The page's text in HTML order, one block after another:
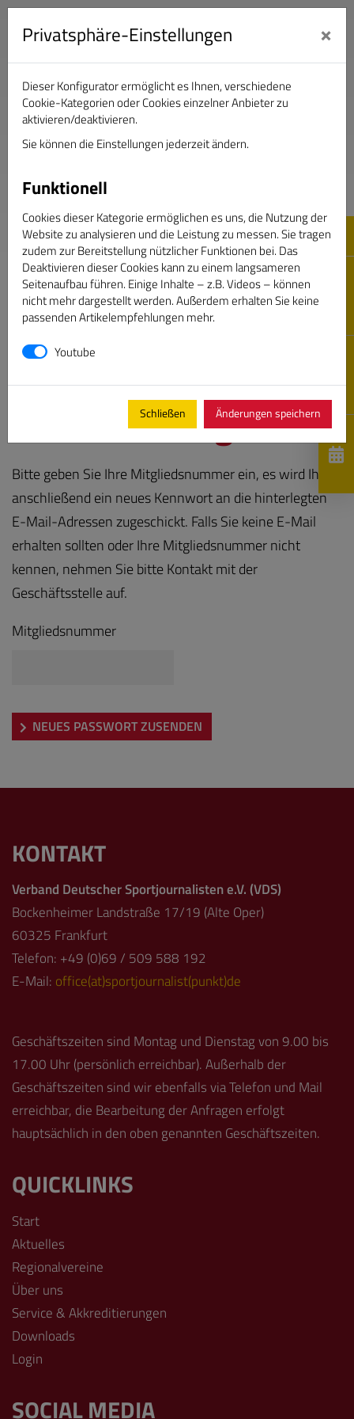
Verband Deutscher Sportjournalisten e.V.
CAMPUS
Passwort vergessen
Bitte geben Sie Ihre Mitgliedsnummer ein, es wird Ihnen
anschließend ein neues Kennwort an die hinterlegten
E-Mail-Adressen zugeschickt. Falls Sie keine E-Mail
erhalten sollten oder Ihre Mitgliedsnummer nicht
kennen, nehmen Sie bitte Kontakt mit der
Geschäftsstelle auf.
Mitgliedsnummer
NEUES PASSWORT ZUSENDEN
Privatsphäre-Einstellungen ×
Dieser Konfigurator ermöglicht es Ihnen, verschiedene
Cookie-Kategorien oder Cookies einzelner Anbieter zu
aktivieren/deaktivieren.
Sie können die Einstellungen jederzeit ändern.
Funktionell
Cookies dieser Kategorie ermöglichen es uns, die Nutzung der
Website zu analysieren und die Leistung zu messen. Sie tragen
zudem zur Bereitstellung nützlicher Funktionen bei. Das
Deaktivieren dieser Cookies kann zu einem langsameren
Seitenaufbau führen. Einige Inhalte – z.B. Videos – können
nicht mehr dargestellt werden. Außerdem erhalten Sie keine
passenden Artikelempfehlungen mehr.
Youtube
Schließen Änderungen speichern
KONTAKT
Verband Deutscher Sportjournalisten e.V. (VDS)
Bockenheimer Landstraße 17/19 (Alte Oper)
60325 Frankfurt
Telefon: +49 (0)69 / 509 588 192
E-Mail: office(at)sportjournalist(punkt)de
Geschäftszeiten sind Montag und Dienstag von 9.00 bis
17.00 Uhr (persönlich erreichbar). Außerhalb der
Geschäftszeiten sind wir ebenfalls via Telefon und Mail
erreichbar, die Bearbeitung der Anfragen erfolgt
hauptsächlich in den oben genannten Geschäftszeiten.
QUICKLINKS
Start
Aktuelles
Regionalvereine
Über uns
Service & Akkreditierungen
Downloads
Login
SOCIAL MEDIA